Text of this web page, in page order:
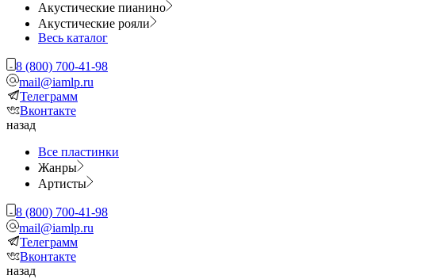
Акустические пианино
Акустические рояли
Весь каталог
8 (800) 700-41-98
mail@iamlp.ru
Телеграмм
Вконтакте
назад
Все пластинки
Жанры
Артисты
8 (800) 700-41-98
mail@iamlp.ru
Телеграмм
Вконтакте
назад